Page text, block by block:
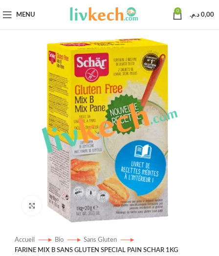
MENU
0
0,00 د.م.
Click to enlarge
Accueil Bio
Sans Gluten
FARINE MIX B SANS GLUTEN SPECIAL PAIN SCHAR 1KG